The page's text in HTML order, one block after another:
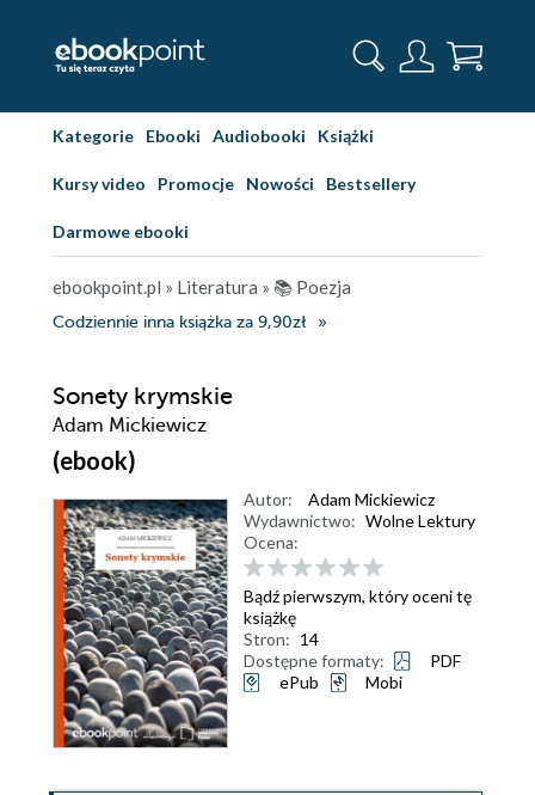
Kategorie Ebooki Audiobooki Książki
Kursy video Promocje Nowości Bestsellery
Darmowe ebooki
ebookpoint.pl » Literatura » 📚 Poezja
Codziennie inna książka za 9,90zł
Sonety krymskie
Adam Mickiewicz
(ebook)
Autor:
Adam Mickiewicz
Wydawnictwo: Wolne Lektury
Ocena:
Bądź pierwszym, który oceni tę
książkę
Stron: 14
Dostępne formaty:
PDF
ePub
Mobi